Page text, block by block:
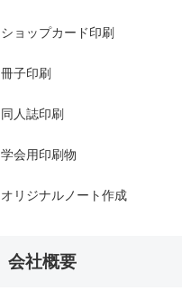
ショップカード印刷
冊子印刷
同人誌印刷
学会用印刷物
オリジナルノート作成
会社概要